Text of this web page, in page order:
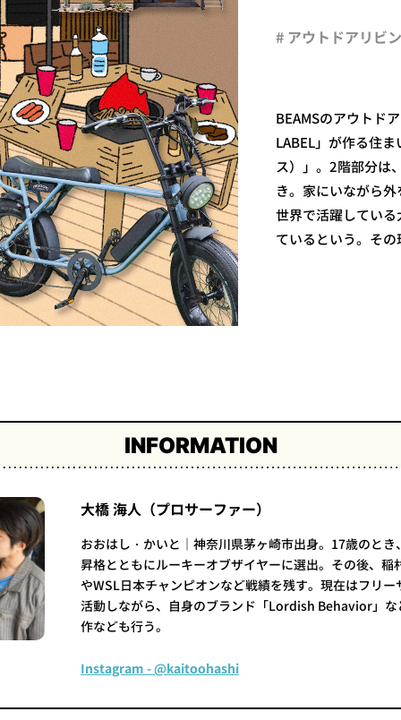
# アウトドアリビ
BEAMSのアウトド
LABEL」が作る住
ス）」。2階部分は
き。家にいながら
世界で活躍してい
ているという。そ
INFORMATION
大橋 海人（プロサーファー）
おおはし・かいと｜神奈川県茅ヶ崎市出身。17歳のとき
昇格とともにルーキーオブザイヤーに選出。その後、稲
やWSL日本チャンピオンなど戦績を残す。現在はフリー
活動しながら、自身のブランド「Lordish Behavior」な
作なども行う。
Instagram - @kaitoohashi